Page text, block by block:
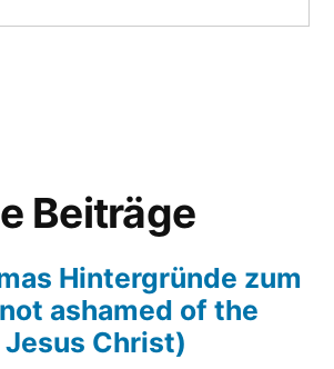
da
Beiträge
Hintergründe zum
ashamed of the
Christ)